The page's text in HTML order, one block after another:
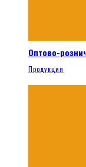
Оптово-
Продукция